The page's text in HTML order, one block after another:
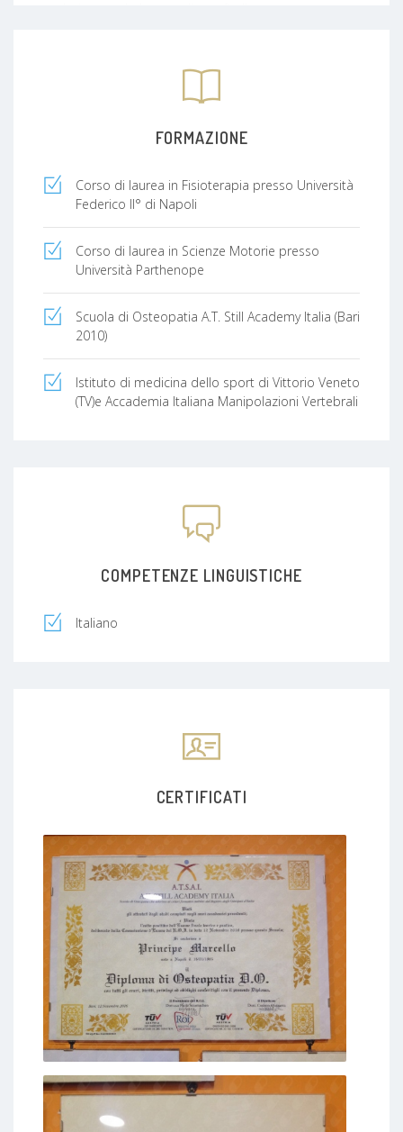
hanno fatto conseguire il diploma di Osteopata, il
professionale tutta una serie di tecniche e di
trattamenti innovati che avevano come oggetto la
persona intesa come globalità. Ad oggi sono
svolgere il mio lavoro al meglio con umanità e
onestà.
FORMAZIONE
Corso di laurea in Fisioterapia presso Università
Federico II° di Napoli
Corso di laurea in Scienze Motorie presso
Università Parthenope
Scuola di Osteopatia A.T. Still Academy Italia (Bari
2010)
Istituto di medicina dello sport di Vittorio Veneto
(TV)e Accademia Italiana Manipolazioni Vertebrali
COMPETENZE LINGUISTICHE
Italiano
CERTIFICATI